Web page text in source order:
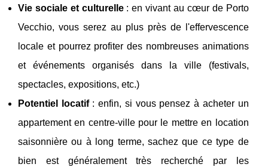
Vie sociale et culturelle: en vivant au cœur de Porto
Vecchio, vous serez au plus près de l'effervescence
locale et pourrez profiter des nombreuses animations
et événements organisés dans la ville (festivals,
spectacles, expositions, etc.)
Potentiel locatif: enfin, si vous pensez à acheter un
appartement en centre-ville pour le mettre en location
saisonnière ou à long terme, sachez que ce type de
bien est généralement très recherché par les